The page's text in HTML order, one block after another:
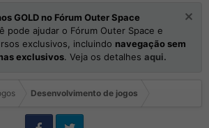
GOLD no Fórum Outer Space
pode ajudar o Fórum Outer Space e
exclusivos, incluindo navegação sem
exclusivos. Veja os detalhes aqui.
Desenvolvimento de jogos